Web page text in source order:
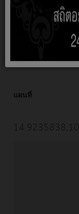
แผนที่